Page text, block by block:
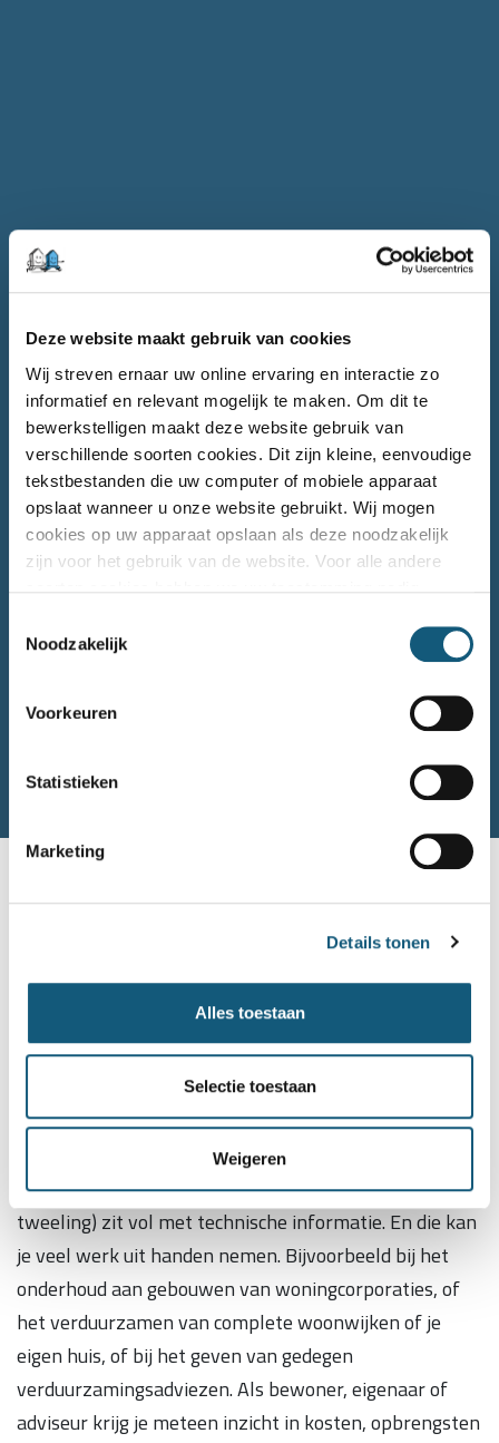
Deze website maakt gebruik van cookies
Wij streven ernaar uw online ervaring en interactie zo
informatief en relevant mogelijk te maken. Om dit te
bewerkstelligen maakt deze website gebruik van
verschillende soorten cookies. Dit zijn kleine, eenvoudige
tekstbestanden die uw computer of mobiele apparaat
opslaat wanneer u onze website gebruikt. Wij mogen
cookies op uw apparaat opslaan als deze noodzakelijk
zijn voor het gebruik van de website. Voor alle andere
Noodzakelijk
Voorkeuren
Statistieken
Marketing
Details tonen
Alles toestaan
Selectie toestaan
Weigeren
Home Over Smart Twin
Smart Twin helpt organisaties en bewoners aan
betrouwbare woninginformatie. Aan de hand van onze
bouwkundige woningmodellen krijgen zij bijvoorbeeld
tot in het kleinste detail te zien hoe een gebouw is
opgebouwd of is geïsoleerd en hoe je het kunt
verduurzamen. Zo’n slimme digital twin (digitale
tweeling) zit vol met technische informatie. En die kan
je veel werk uit handen nemen. Bijvoorbeeld bij het
onderhoud aan gebouwen van woningcorporaties, of
het verduurzamen van complete woonwijken of je
eigen huis, of bij het geven van gedegen
verduurzamingsadviezen. Als bewoner, eigenaar of
adviseur krijg je meteen inzicht in kosten, opbrengsten